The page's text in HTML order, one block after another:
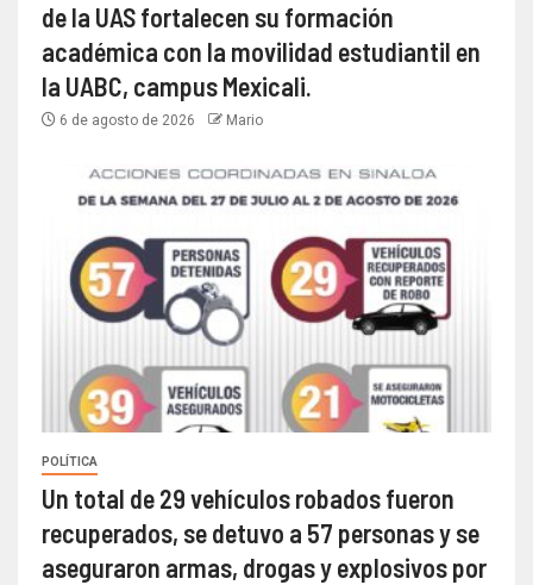
de la UAS fortalecen su formación
académica con la movilidad estudiantil en
la UABC, campus Mexicali.
6 de agosto de 2026 Mario
POLÍTICA
Un total de 29 vehículos robados fueron
recuperados, se detuvo a 57 personas y se
aseguraron armas, drogas y explosivos por